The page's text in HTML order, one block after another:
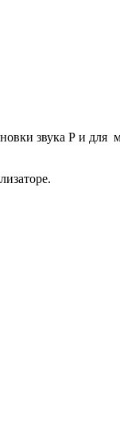
звука Р и для